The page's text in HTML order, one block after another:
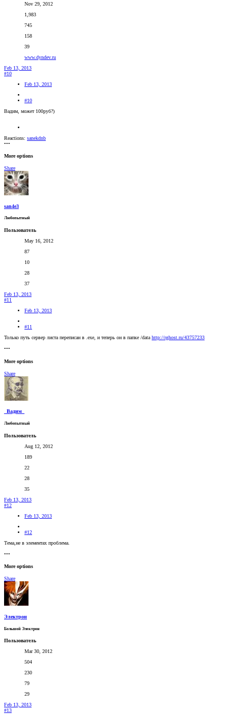
Nov 29, 2012
1,983
745
158
39
www.dyndev.ru
Feb 13, 2013
#10
Feb 13, 2013
#10
Вадим, может 100руб?)
Reactions: sanekdnb
•••
More options
Share
san4e3
Любопытный
Пользователь
May 16, 2012
87
10
28
37
Feb 13, 2013
#11
Feb 13, 2013
#11
Только путь сервер листа переписан в .exe, и теперь он в папке /datahttp://rghost.ru/43757233
•••
More options
Share
_Вадим_
Любопытный
Пользователь
Aug 12, 2012
189
22
28
35
Feb 13, 2013
#12
Feb 13, 2013
#12
Тема,не в элементах проблема.
•••
More options
Share
Электрон
Большой Электрон
Пользователь
Mar 30, 2012
504
230
79
29
Feb 13, 2013
#13